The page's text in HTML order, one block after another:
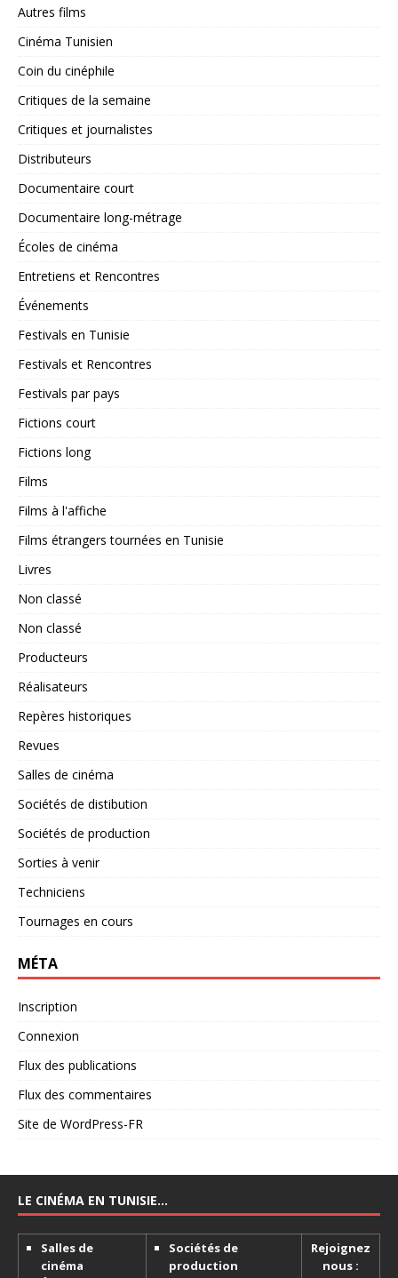
Autres films
Cinéma Tunisien
Coin du cinéphile
Critiques de la semaine
Critiques et journalistes
Distributeurs
Documentaire court
Documentaire long-métrage
Écoles de cinéma
Entretiens et Rencontres
Événements
Festivals en Tunisie
Festivals et Rencontres
Festivals par pays
Fictions court
Fictions long
Films
Films à l'affiche
Films étrangers tournées en Tunisie
Livres
Non classé
Non classé
Producteurs
Réalisateurs
Repères historiques
Revues
Salles de cinéma
Sociétés de distibution
Sociétés de production
Sorties à venir
Techniciens
Tournages en cours
MÉTA
Inscription
Connexion
Flux des publications
Flux des commentaires
Site de WordPress-FR
LE CINÉMA EN TUNISIE…
Salles de
cinéma
Sociétés de
production
Rejoignez
nous :